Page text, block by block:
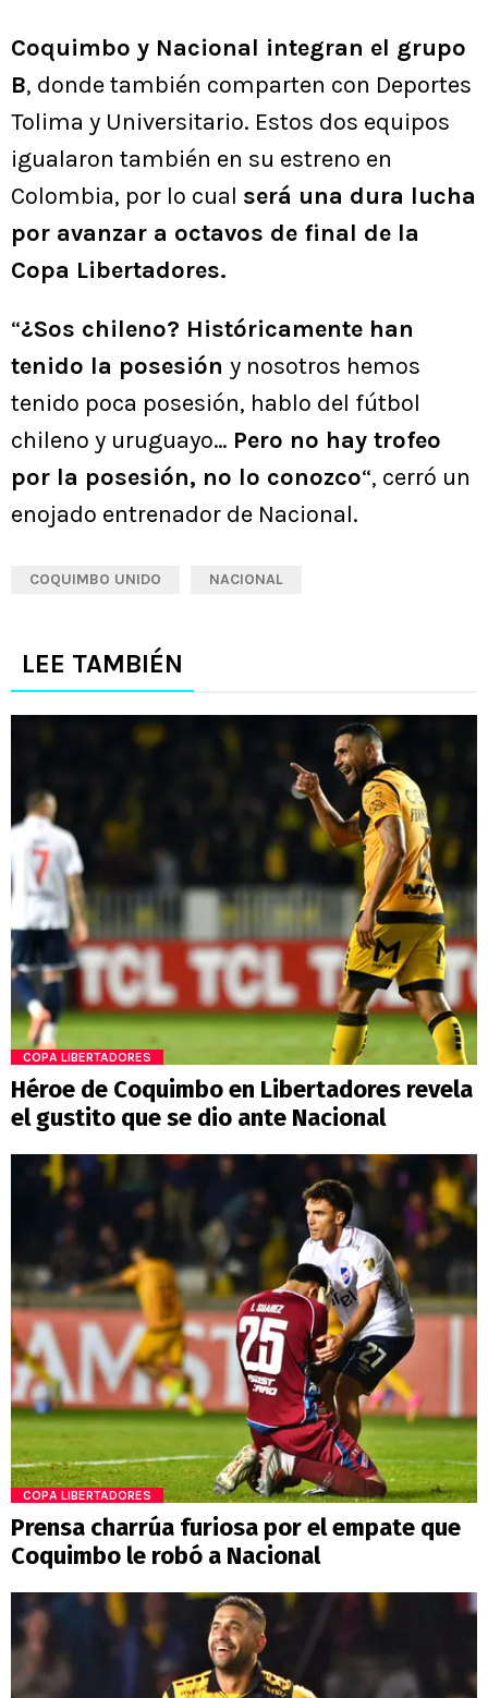
Coquimbo y Nacional integran el grupo
B, donde también comparten con Deportes
Tolima y Universitario. Estos dos equipos
igualaron también en su estreno en
Colombia, por lo cual será una dura lucha
por avanzar a octavos de final de la
Copa Libertadores.
“¿Sos chileno? Históricamente han
tenido la posesión y nosotros hemos
tenido poca posesión, hablo del fútbol
chileno y uruguayo… Pero no hay trofeo
por la posesión, no lo conozco“, cerró un
enojado entrenador de Nacional.
COQUIMBO UNIDO NACIONAL
LEE TAMBIÉN
COPA LIBERTADORES
Héroe de Coquimbo en Libertadores revela
el gustito que se dio ante Nacional
COPA LIBERTADORES
Prensa charrúa furiosa por el empate que
Coquimbo le robó a Nacional